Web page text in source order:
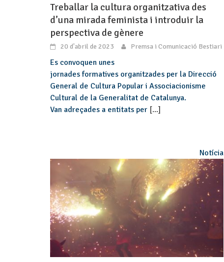
Treballar la cultura organitzativa des
d’una mirada feminista i introduir la
perspectiva de gènere
20 d'abril de 2023 Premsa i Comunicació Bestiari
Es convoquen unes
jornades formatives organitzades per la Direcció
General de Cultura Popular i Associacionisme
Cultural de la Generalitat de Catalunya.
Van adreçades a entitats per [...]
Notícia